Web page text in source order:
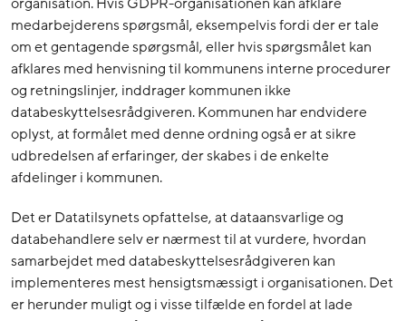
medarbejderens spørgsmål, eksempelvis fordi der er tale
om et gentagende spørgsmål, eller hvis spørgsmålet kan
afklares med henvisning til kommunens interne procedurer
og retningslinjer, inddrager kommunen ikke
databeskyttelsesrådgiveren. Kommunen har endvidere
oplyst, at formålet med denne ordning også er at sikre
udbredelsen af erfaringer, der skabes i de enkelte
afdelinger i kommunen.
Det er Datatilsynets opfattelse, at dataansvarlige og
databehandlere selv er nærmest til at vurdere, hvordan
samarbejdet med databeskyttelsesrådgiveren kan
implementeres mest hensigtsmæssigt i organisationen. Det
er herunder muligt og i visse tilfælde en fordel at lade